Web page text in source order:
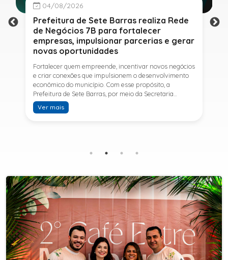
04/08/2026
Prefeitura de Sete Barras realiza Rede
de Negócios 7B para fortalecer
empresas, impulsionar parcerias e gerar
novas oportunidades
Fortalecer quem empreende, incentivar novos negócios
e criar conexões que impulsionem o desenvolvimento
econômico do município. Com esse propósito, a
Prefeitura de Sete Barras, por meio da Secretaria
Municipal de Turismo e Desenvolvimento Econômico,
promove na próxima terça-feira (11) a Rede de Negócios
telecomunicações e fundador da empresa Seu
Consultor, que compartilhará estratégias para
aumentar resultados, fortalecer relacionamentos
comerciais e ampliar as oportunidades de
negócios.Para a Secretária Municipal de Turismo e
Desenvolvimento Econômico, Edna Carvalho, a Rede de
Negócios 7B representa mais uma iniciativa da gestão
do Prefeito Ítalo Costa para fortalecer o
empreendedorismo e incentivar o crescimento das
Ver mais